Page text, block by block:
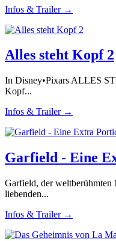
Infos & Trailer →
Alles steht Kopf 2
In Disney•Pixars ALLES
Kopf...
Infos & Trailer →
Garfield - Eine
Garfield, der weltberühmten
liebenden...
Infos & Trailer →